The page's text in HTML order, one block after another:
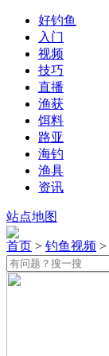
好钓鱼
入门
视频
技巧
直播
渔获
饵料
路亚
海钓
渔具
资讯
站点地图
首页 > 钓鱼视频 >